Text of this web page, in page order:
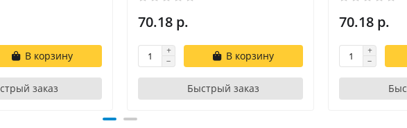
В корзину
заказ
70.18 р.
В корзину
Быстрый заказ
70.18 р.